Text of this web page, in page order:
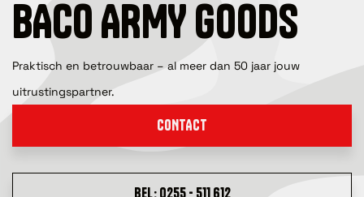
BACO ARMY GOODS
Praktisch en betrouwbaar – al meer dan 50 jaar jouw
uitrustingspartner.
CONTACT
BEL: 0255 - 511 612